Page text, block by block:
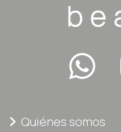
Quiénes somos